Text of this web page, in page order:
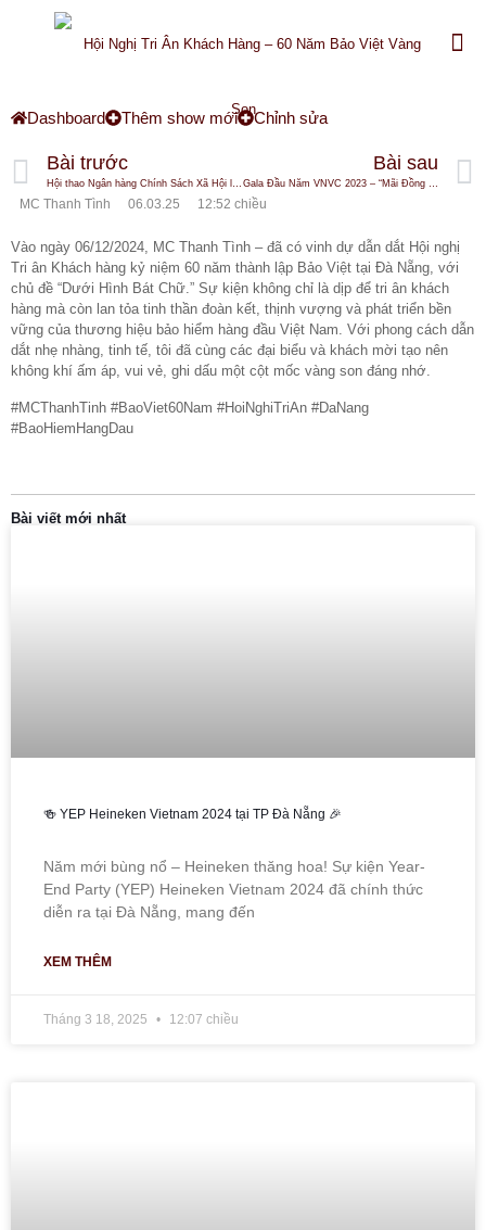
Dashboard Thêm show mới Chỉnh sửa
Bài trước
Hội thao Ngân hàng Chính Sách Xã Hội lần thứ III
Bài sau
Gala Đầu Năm VNVC 2023 – “Mãi Đồng Hành”
MC Thanh Tình 06.03.25 12:52 chiều
Vào ngày 06/12/2024, MC Thanh Tình – đã có vinh dự dẫn dắt Hội nghị
Tri ân Khách hàng kỷ niệm 60 năm thành lập Bảo Việt tại Đà Nẵng, với
chủ đề “Dưới Hình Bát Chữ.” Sự kiện không chỉ là dịp để tri ân khách
hàng mà còn lan tỏa tinh thần đoàn kết, thịnh vượng và phát triển bền
vững của thương hiệu bảo hiểm hàng đầu Việt Nam. Với phong cách dẫn
dắt nhẹ nhàng, tinh tế, tôi đã cùng các đại biểu và khách mời tạo nên
không khí ấm áp, vui vẻ, ghi dấu một cột mốc vàng son đáng nhớ.
#MCThanhTinh #BaoViet60Nam #HoiNghiTriAn #DaNang
#BaoHiemHangDau
Bài viết mới nhất
🍻 YEP Heineken Vietnam 2024 tại TP Đà Nẵng 🎉
Năm mới bùng nổ – Heineken thăng hoa! Sự kiện Year-
End Party (YEP) Heineken Vietnam 2024 đã chính thức
diễn ra tại Đà Nẵng, mang đến
XEM THÊM
Tháng 3 18, 2025 12:07 chiều